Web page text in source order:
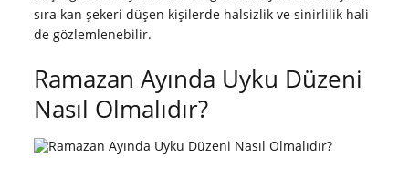
sıra kan şekeri düşen kişilerde halsizlik ve sinirlilik hali
de gözlemlenebilir.
Ramazan Ayında Uyku Düzeni
Nasıl Olmalıdır?